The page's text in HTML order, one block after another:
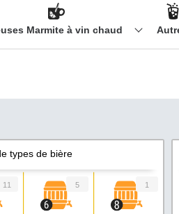
Marmite à vin chaud
types de bière
11 5 1